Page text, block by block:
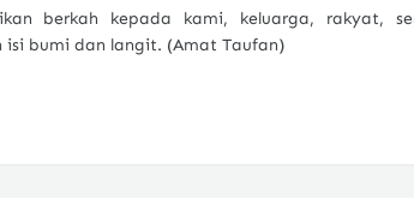
berkah kepada kami, keluarga, rakyat,
isi bumi dan langit. (Amat Taufan)